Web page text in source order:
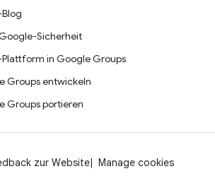
Sicherheit
in Google Groups
Groups entwickeln
Groups portieren
zur Website Manage cookies